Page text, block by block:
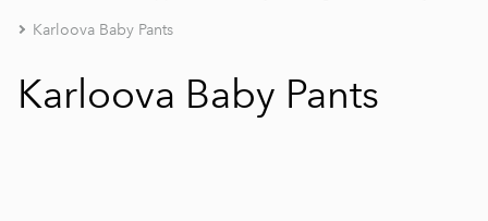
Karloova Baby Pants
Karloova Baby Pants
1 / 6